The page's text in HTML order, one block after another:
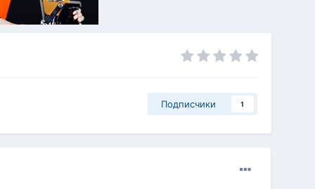
Подписчики 1